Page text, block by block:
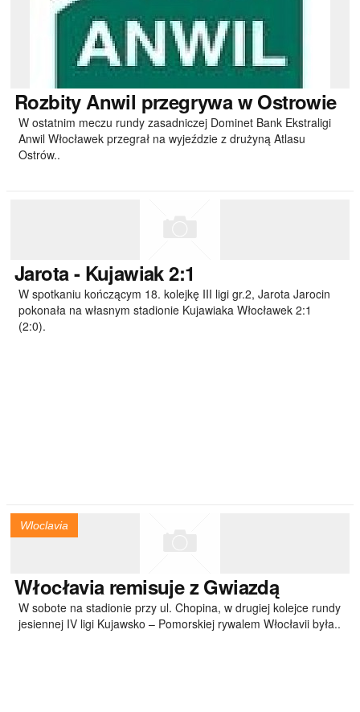
RozbityAnwil przegrywa w Ostrowie
W ostatnim meczu rundy zasadniczej Dominet Bank Ekstraligi
Anwil Włocławek przegrał na wyjeździe z drużyną Atlasu
Ostrów..
Jarota- Kujawiak 2:1
W spotkaniu kończącym 18. kolejkę III ligi gr.2, Jarota Jarocin
pokonała na własnym stadionie Kujawiaka Włocławek 2:1
(2:0).
Wloclavia
Włocłaviaremisuje z Gwiazdą
W sobote na stadionie przy ul. Chopina, w drugiej kolejce rundy
jesiennej IV ligi Kujawsko – Pomorskiej rywalem Włocłavii była..